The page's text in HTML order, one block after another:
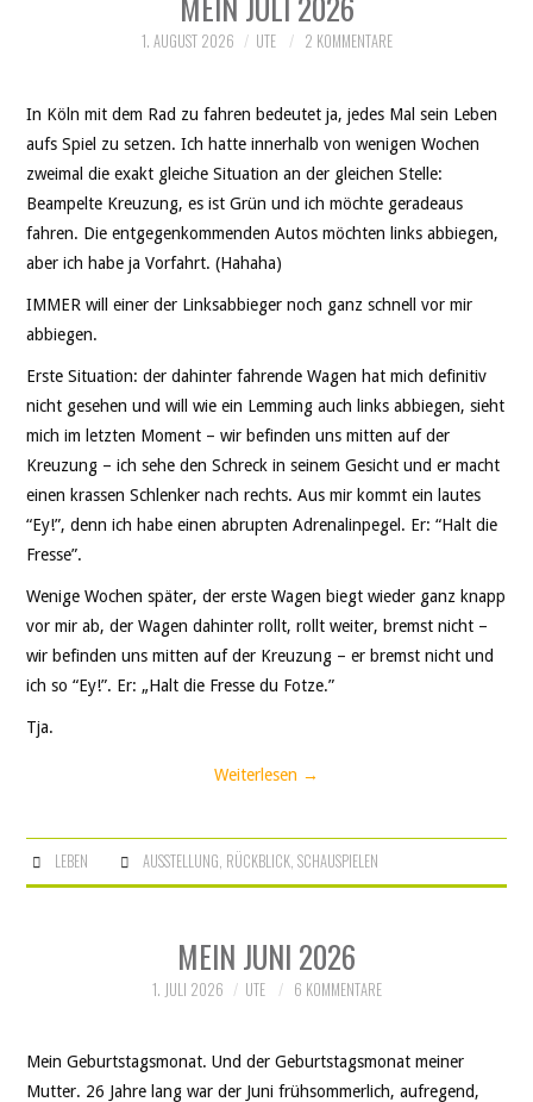
LEBEN
DATENSCHUTZ
1. AUGUST 2026 UTE 2 KOMMENTARE
In Köln mit dem Rad zu fahren bedeutet ja, jedes Mal sein Leben
aufs Spiel zu setzen. Ich hatte innerhalb von wenigen Wochen
zweimal die exakt gleiche Situation an der gleichen Stelle:
Beampelte Kreuzung, es ist Grün und ich möchte geradeaus
fahren. Die entgegenkommenden Autos möchten links abbiegen,
aber ich habe ja Vorfahrt. (Hahaha)
IMMER will einer der Linksabbieger noch ganz schnell vor mir
abbiegen.
Erste Situation: der dahinter fahrende Wagen hat mich definitiv
nicht gesehen und will wie ein Lemming auch links abbiegen, sieht
mich im letzten Moment – wir befinden uns mitten auf der
Kreuzung – ich sehe den Schreck in seinem Gesicht und er macht
einen krassen Schlenker nach rechts. Aus mir kommt ein lautes
“Ey!”, denn ich habe einen abrupten Adrenalinpegel. Er: “Halt die
Fresse”.
Wenige Wochen später, der erste Wagen biegt wieder ganz knapp
vor mir ab, der Wagen dahinter rollt, rollt weiter, bremst nicht –
wir befinden uns mitten auf der Kreuzung – er bremst nicht und
ich so “Ey!”. Er: „Halt die Fresse du Fotze.”
Tja.
Weiterlesen →
LEBEN AUSSTELLUNG RÜCKBLICK, SCHAUSPIELEN
MEIN JUNI 2026
1. JULI 2026 UTE 6 KOMMENTARE
Mein Geburtstagsmonat. Und der Geburtstagsmonat meiner
Mutter. 26 Jahre lang war der Juni frühsommerlich, aufregend,